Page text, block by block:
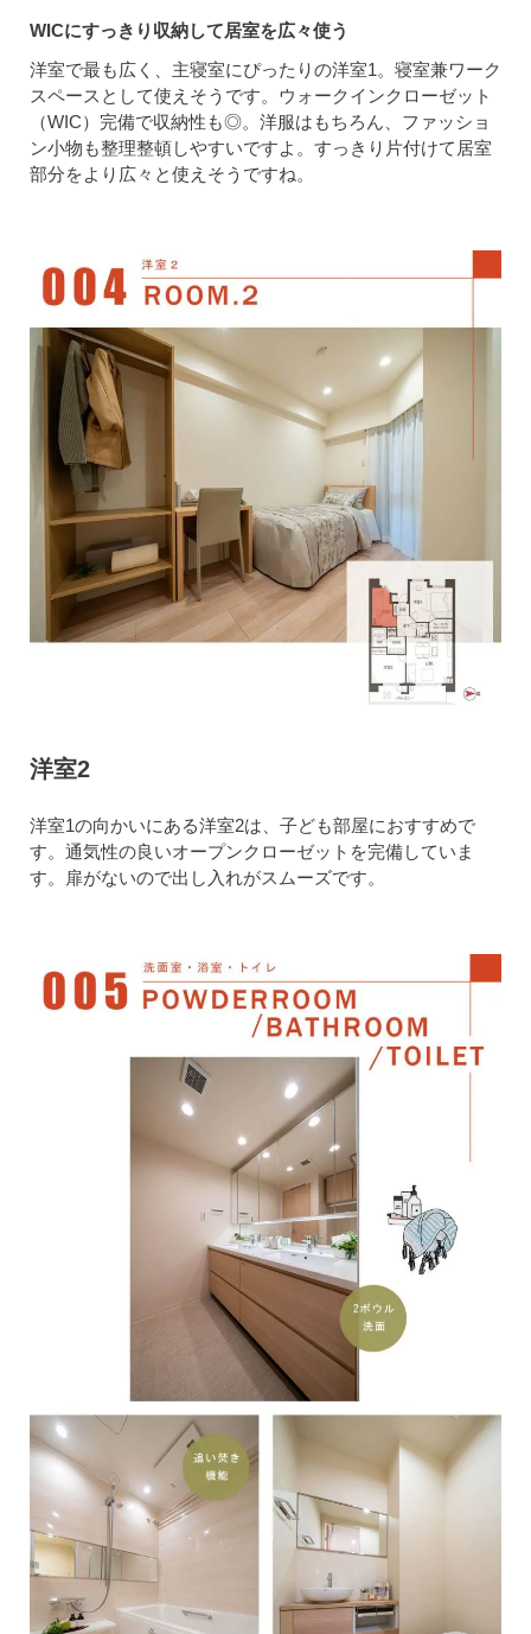
WICにすっきり収納して居室を広々使う
洋室で最も広く、主寝室にぴったりの洋室1。寝室兼ワーク
スペースとして使えそうです。ウォークインクローゼット
（WIC）完備で収納性も◎。洋服はもちろん、ファッショ
ン小物も整理整頓しやすいですよ。すっきり片付けて居室
部分をより広々と使えそうですね。
洋室2
洋室1の向かいにある洋室2は、子ども部屋におすすめで
す。通気性の良いオープンクローゼットを完備していま
す。扉がないので出し入れがスムーズです。